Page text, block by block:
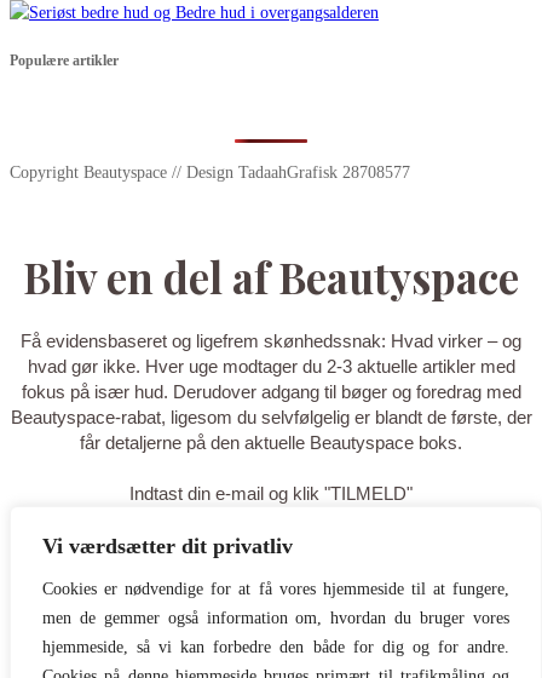
Vi værdsætter dit privatliv
Cookies er nødvendige for at få vores hjemmeside til at fungere,
men de gemmer også information om, hvordan du bruger vores
hjemmeside, så vi kan forbedre den både for dig og for andre.
Populære artikler
Copyright Beautyspace // Design TadaahGrafisk 28708577
Bliv en del af Beautyspace
Få evidensbaseret og ligefrem skønhedssnak: Hvad virker – og
hvad gør ikke. Hver uge modtager du 2-3 aktuelle artikler med
fokus på især hud. Derudover adgang til bøger og foredrag med
Beautyspace-rabat, ligesom du selvfølgelig er blandt de første, der
får detaljerne på den aktuelle Beautyspace boks.
Indtast din e-mail og klik "TILMELD"
TILMELD
Tak for din tilmelding - du er nu på